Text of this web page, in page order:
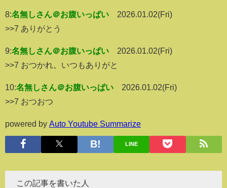
8:名無しさん＠お腹いっぱい
2026.01.02(Fri)
>>7 ありがとう
9:名無しさん＠お腹いっぱい
2026.01.02(Fri)
>>7 おつかれ。いつもありがと
10:名無しさん＠お腹いっぱい
2026.01.02(Fri)
>>7 おつおつ
powered by Auto Youtube Summarize
LINE
この記事を書いた人